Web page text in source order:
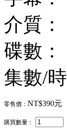
介質：
碟數：
集數/
零售價： NT$390元
購買數量：